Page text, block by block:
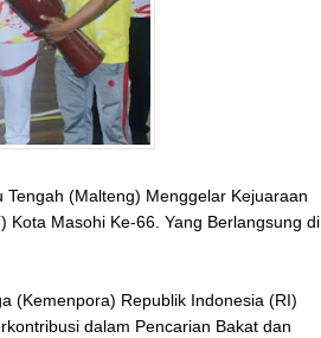
(Malteng) Menggelar Kejuaraan
Kota Masohi Ke-66. Yang Berlangsung di
(Kemenpora) Republik Indonesia (RI)
dalam Pencarian Bakat dan